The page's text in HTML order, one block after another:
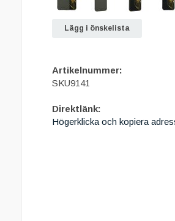
Lägg i önskelista
Artikelnummer:
SKU9141
Direktlänk:
Högerklicka och kopiera